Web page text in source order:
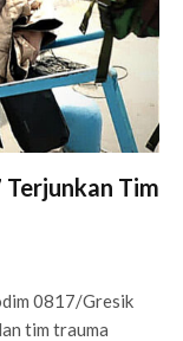
Tim
0817/Gresik
tim trauma